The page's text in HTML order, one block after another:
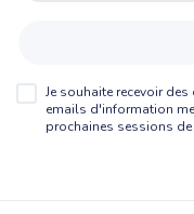
Je souhaite recevoir
emails d'information
prochaines sessions